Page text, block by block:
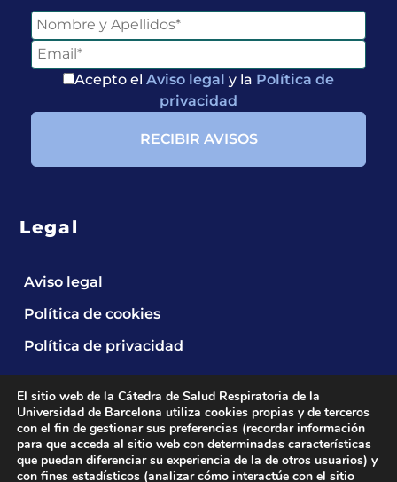
Acepto el Aviso legal y la Política de
privacidad
Legal
Aviso legal
Política de cookies
Política de privacidad
2024 © Cátedra UB de Salud Respiratoria.All
El sitio web de la Cátedra de Salud Respiratoria de la
Universidad de Barcelona utiliza cookies propias y de terceros
con el fin de gestionar sus preferencias (recordar información
para que acceda al sitio web con determinadas características
que puedan diferenciar su experiencia de la de otros usuarios) y
con fines estadísticos (analizar cómo interactúe con el sitio